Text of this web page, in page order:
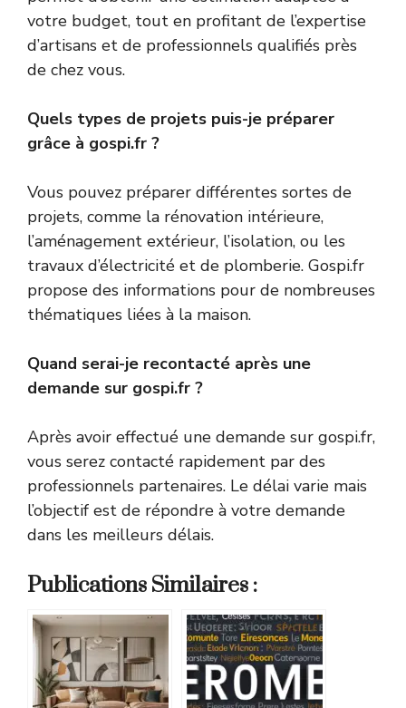
votre budget, tout en profitant de l’expertise
d’artisans et de professionnels qualifiés près
de chez vous.
Quels types de projets puis-je préparer
grâce à gospi.fr ?
Vous pouvez préparer différentes sortes de
projets, comme la rénovation intérieure,
l’aménagement extérieur, l’isolation, ou les
travaux d’électricité et de plomberie. Gospi.fr
propose des informations pour de nombreuses
thématiques liées à la maison.
Quand serai-je recontacté après une
demande sur gospi.fr ?
Après avoir effectué une demande sur gospi.fr,
vous serez contacté rapidement par des
professionnels partenaires. Le délai varie mais
l’objectif est de répondre à votre demande
dans les meilleurs délais.
Publications Similaires :